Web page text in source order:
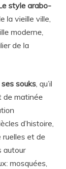
style arabo-
la vieille ville,
moderne,
de la
ses souks, qu’il
de matinée
d’histoire,
et de
autour
mosquées,